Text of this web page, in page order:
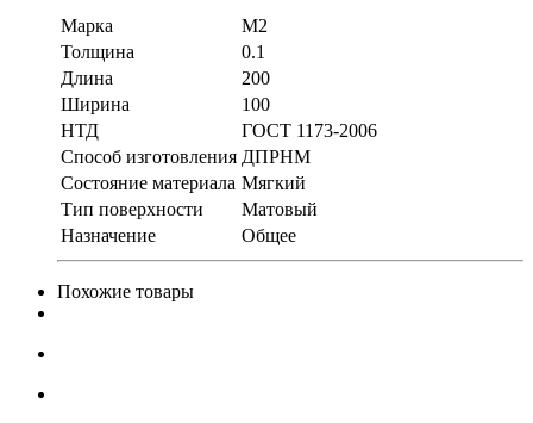
Марка
М2
Толщина
0.1
Длина
200
Ширина
100
НТД
ГОСТ 1173-2006
Способ изготовления ДПРНМ
Состояние материала Мягкий
Тип поверхности
Матовый
Назначение
Общее
Похожие товары